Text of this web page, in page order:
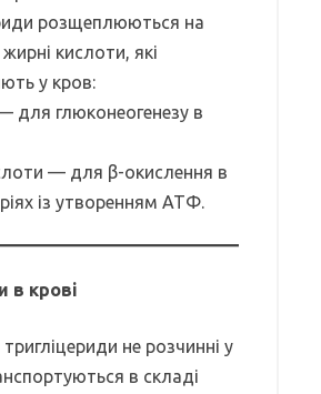
розщеплюються на
жирні кислоти, які
у кров:
для глюконеогенезу в
— для β-окислення в
із утворенням АТФ.
в крові
не розчинні у
в складі